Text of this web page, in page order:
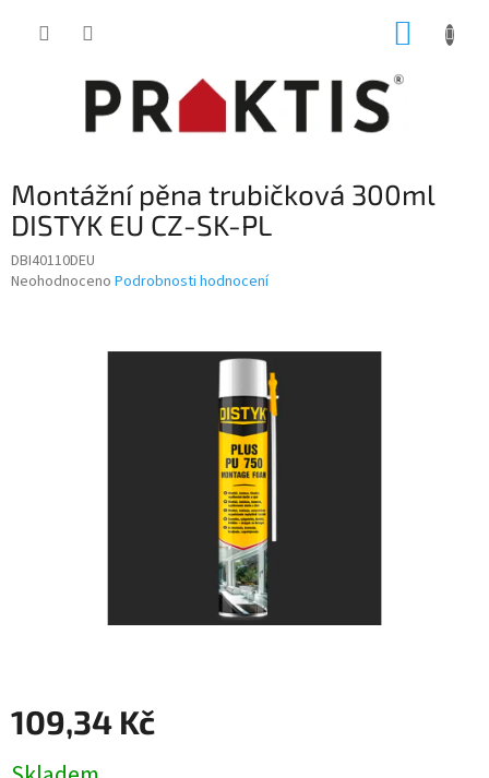
Montážní pěna trubičková 300ml
DISTYK EU CZ-SK-PL
DBI40110DEU
Průměrné
Neohodnoceno Podrobnosti hodnocení
109,34 Kč